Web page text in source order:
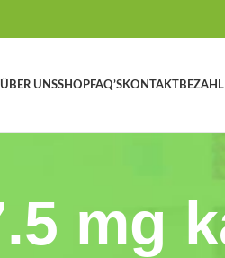
ÜBER UNSSHOPFAQ’SKONTAKT
mg